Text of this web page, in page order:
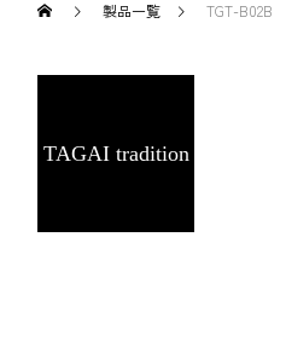
製品一覧 TGT-B02B
TAGAI tradition